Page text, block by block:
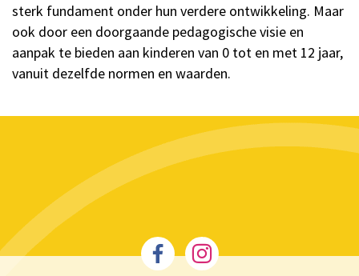
sterk fundament onder hun verdere ontwikkeling. Maar
ook door een doorgaande pedagogische visie en
aanpak te bieden aan kinderen van 0 tot en met 12 jaar,
vanuit dezelfde normen en waarden.